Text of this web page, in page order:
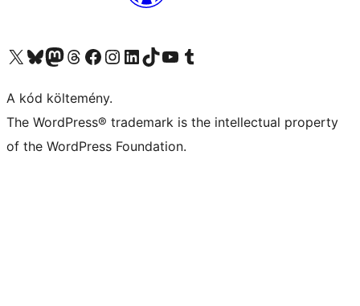
Visit our X (formerly Twitter) account
Visit our Bluesky account
Twitter csatornánk
Visit our Threads account
Facebook oldalunk megtekintése
Visit our Instagram account
Visit our LinkedIn account
Visit our TikTok account
Visit our YouTube channel
Visit our Tumblr account
A kód költemény.
The WordPress® trademark is the intellectual property
of the WordPress Foundation.